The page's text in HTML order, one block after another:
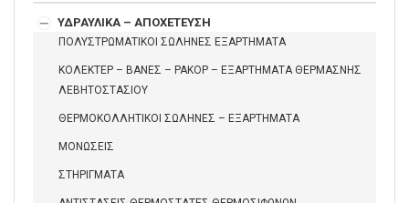
ΥΔΡΑΥΛΙΚΑ – ΑΠΟΧΕΤΕΥΣΗ
ΠΟΛΥΣΤΡΩΜΑΤΙΚΟΙ ΣΩΛΗΝΕΣ ΕΞΑΡΤΗΜΑΤΑ
ΚΟΛΕΚΤΕΡ – ΒΑΝΕΣ – ΡΑΚΟΡ – ΕΞΑΡΤΗΜΑΤΑ ΘΕΡΜΑΣΝΗΣ
ΛΕΒΗΤΟΣΤΑΣΙΟΥ
ΘΕΡΜΟΚΟΛΛΗΤΙΚΟΙ ΣΩΛΗΝΕΣ – ΕΞΑΡΤΗΜΑΤΑ
ΜΟΝΩΣΕΙΣ
ΣΤΗΡΙΓΜΑΤΑ